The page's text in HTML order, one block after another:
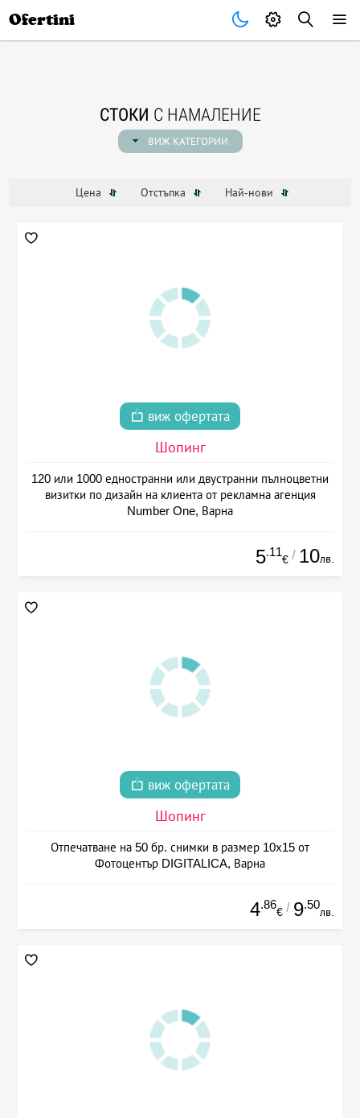
Ofertini
СТОКИ С НАМАЛЕНИЕ
ВИЖ КАТЕГОРИИ
Цена Отстъпка Най-нови
виж офертата
Шопинг
120 или 1000 едностранни или двустранни пълноцветни
визитки по дизайн на клиента от рекламна агенция
Number One, Варна
5.11
€ / 10лв.
виж офертата
Шопинг
Отпечатване на 50 бр. снимки в размер 10х15 от
Фотоцентър DIGITALICA, Варна
4.86
€ / 9.50
лв.